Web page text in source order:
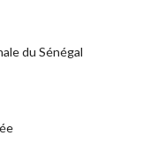
du Sénégal